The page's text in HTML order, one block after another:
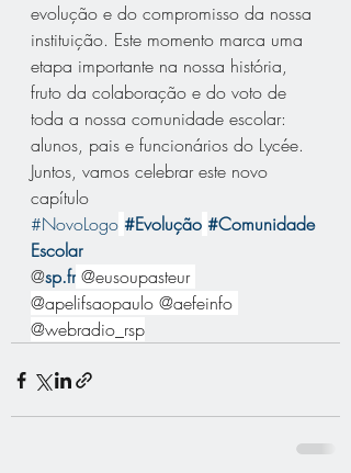
evolução e do compromisso da nossa
instituição. Este momento marca uma
etapa importante na nossa história,
fruto da colaboração e do voto de
toda a nossa comunidade escolar:
alunos, pais e funcionários do Lycée.
Juntos, vamos celebrar este novo
capítulo
#NovoLogo #Evolução #Comunidade
Escolar
@sp.fr @eusoupasteur
@apelifsaopaulo @aefeinfo
@webradio_rsp